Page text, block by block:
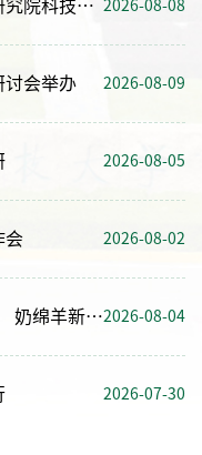
省委书记赵一德调研智能农业装备研究院科技成果 2026-08-08
讨会举办 2026-08-09
2026-08-05
会 2026-08-02
农业生物育种重大项目 “元生爱特” 奶绵羊新品种观摩展示会举办2026-08-04
2026-07-30